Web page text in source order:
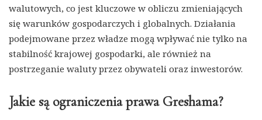
walutowych, co jest kluczowe w obliczu zmieniających
się warunków gospodarczych i globalnych. Działania
podejmowane przez władze mogą wpływać nie tylko na
stabilność krajowej gospodarki, ale również na
postrzeganie waluty przez obywateli oraz inwestorów.
Jakie są ograniczenia prawa Greshama?